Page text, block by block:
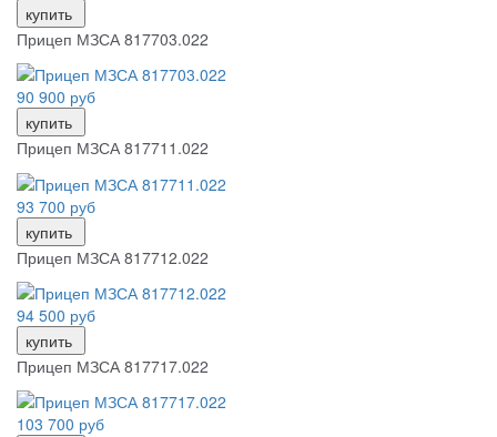
купить
Прицеп МЗСА 817703.022
90 900 руб
купить
Прицеп МЗСА 817711.022
93 700 руб
купить
Прицеп МЗСА 817712.022
94 500 руб
купить
Прицеп МЗСА 817717.022
103 700 руб